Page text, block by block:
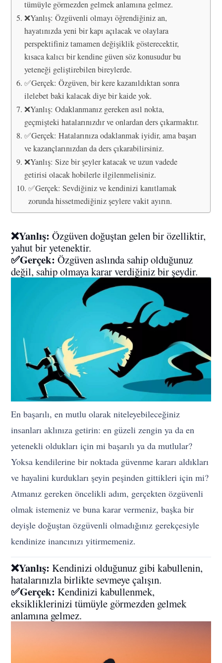
tümüyle görmezden gelmek anlamına gelmez.
❌Yanlış: Özgüvenli olmayı öğrendiğiniz an,
hayatınızda yeni bir kapı açılacak ve olaylara
perspektifiniz tamamen değişiklik gösterecektir,
kısaca kalıcı bir kendine güven söz konusudur bu
yeteneği geliştirebilen bireylerde.
✅Gerçek: Özgüven, bir kere kazanıldıktan sonra
ilelebet baki kalacak diye bir kaide yok.
❌Yanlış: Odaklanmanız gereken asıl nokta,
geçmişteki hatalarınızdır ve onlardan ders çıkarmaktır.
✅Gerçek: Hatalarınıza odaklanmak iyidir, ama başarı
ve kazançlarınızdan da ders çıkarabilirsiniz.
❌Yanlış: Size bir şeyler katacak ve uzun vadede
getirisi olacak hobilerle ilgilenmelisiniz.
✅Gerçek: Sevdiğiniz ve kendinizi kanıtlamak
zorunda hissetmediğiniz şeylere vakit ayırın.
❌Yanlış: Özgüven doğuştan gelen bir özelliktir,
yahut bir yetenektir.
✅Gerçek: Özgüven aslında sahip olduğunuz
değil, sahip olmaya karar verdiğiniz bir şeydir.
En başarılı, en mutlu olarak niteleyebileceğiniz
insanları aklınıza getirin: en güzeli zengin ya da en
yetenekli oldukları için mi başarılı ya da mutlular?
Yoksa kendilerine bir noktada güvenme kararı aldıkları
ve hayalini kurdukları şeyin peşinden gittikleri için mi?
Atmanız gereken öncelikli adım, gerçekten özgüvenli
olmak istemeniz ve buna karar vermeniz, başka bir
deyişle doğuştan özgüvenli olmadığınız gerekçesiyle
kendinize inancınızı yitirmemeniz.
❌Yanlış: Kendinizi olduğunuz gibi kabullenin,
hatalarınızla birlikte sevmeye çalışın.
✅Gerçek: Kendinizi kabullenmek,
eksikliklerinizi tümüyle görmezden gelmek
anlamına gelmez.